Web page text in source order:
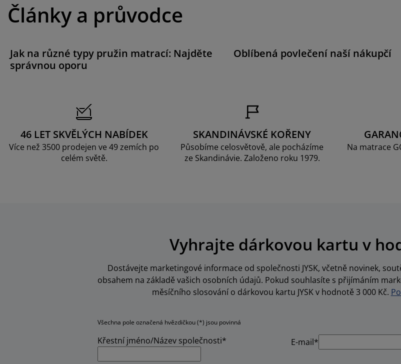
Články a průvodce
Jak na různé typy pružin matrací: Najděte
správnou oporu
Oblíbená povlečení naší nákupčí
46 LET SKVĚLÝCH NABÍDEK
Více než 3500 prodejen ve 49 zemích po
celém světě.
SKANDINÁVSKÉ KOŘENY
Působíme celosvětově, ale pocházíme
ze Skandinávie. Založeno roku 1979.
Na matrace
Vyhrajte dárkovou kartu v
Dostávejte marketingové informace od společnosti JYSK, včetně novinek,
obsahem na základě vašich osobních údajů. Pokud souhlasíte s přijímáním
měsíčního slosování o dárkovou kartu JYSK v hodnotě 3 000 Kč.
Všechna pole označená hvězdičkou (*) jsou povinná
Křestní jméno/Název společnosti* E-mail*